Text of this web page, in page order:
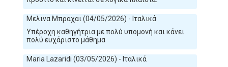
Μελινα Μπραχαι (04/05/2026) - Ιταλικά
Υπέροχη καθηγήτρια με πολύ υπομονή και κάνει
πολύ ευχάριστο μάθημα
Maria Lazaridi (03/05/2026) - Ιταλικά